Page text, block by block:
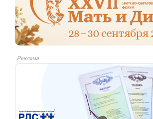
Реклама